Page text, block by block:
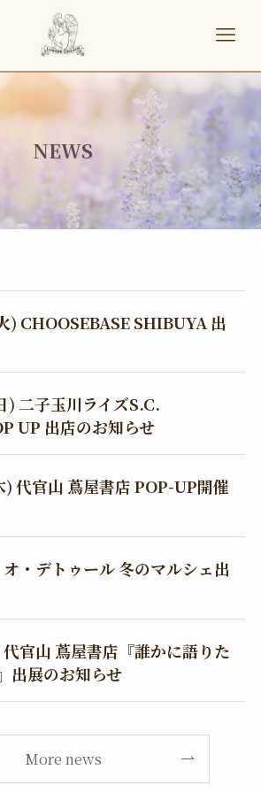
NEWS
CHOOSEBASE SHIBUYA 出
二子玉川ライズS.C.
UP 出店のお知らせ
代官山 蔦屋書店 POP-UP開催
・デトゥール 冬のマルシェ出
官山 蔦屋書店『誰かに語りた
出展のお知らせ
More news